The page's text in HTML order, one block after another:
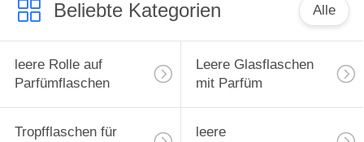
Beliebte Kategorien Alle
leere Rolle auf
Parfümflaschen
Leere Glasflaschen
mit Parfüm
Tropfflaschen für
leere